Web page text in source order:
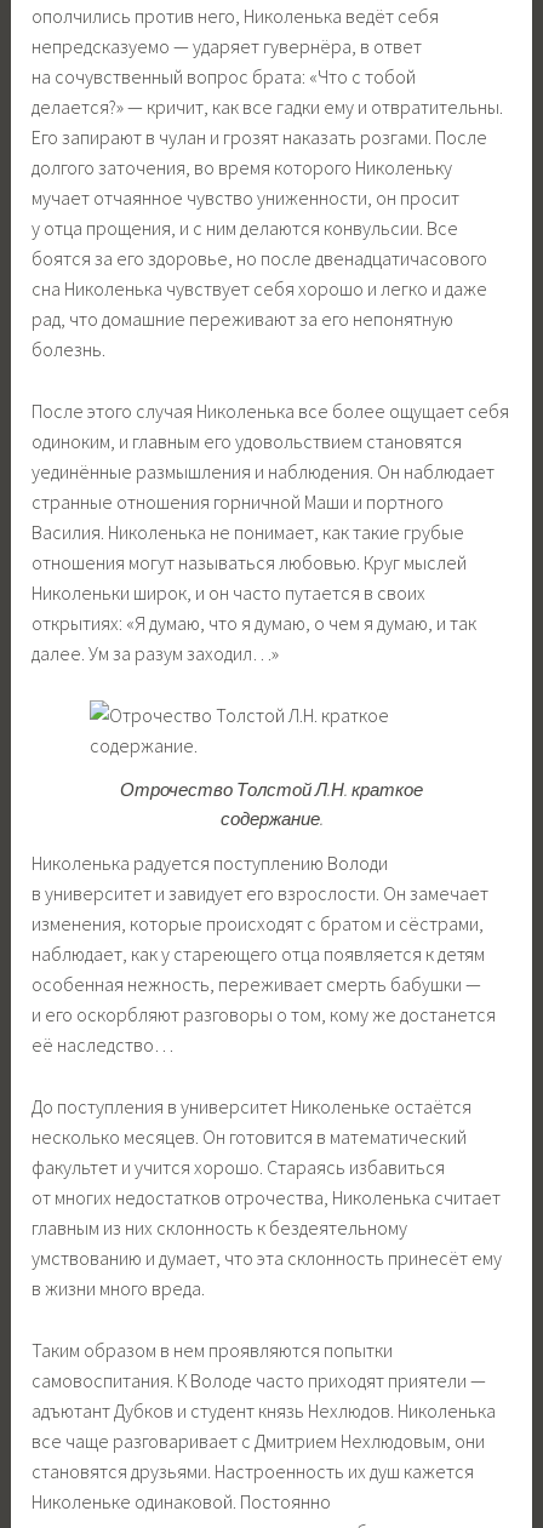
ополчились против него, Николенька ведёт себя
непредсказуемо — ударяет гувернёра, в ответ
на сочувственный вопрос брата: «Что с тобой
делается?» — кричит, как все гадки ему и отвратительны.
Его запирают в чулан и грозят наказать розгами. После
долгого заточения, во время которого Николеньку
мучает отчаянное чувство униженности, он просит
у отца прощения, и с ним делаются конвульсии. Все
боятся за его здоровье, но после двенадцатичасового
сна Николенька чувствует себя хорошо и легко и даже
рад, что домашние переживают за его непонятную
болезнь.
После этого случая Николенька все более ощущает себя
одиноким, и главным его удовольствием становятся
уединённые размышления и наблюдения. Он наблюдает
странные отношения горничной Маши и портного
Василия. Николенька не понимает, как такие грубые
отношения могут называться любовью. Круг мыслей
Николеньки широк, и он часто путается в своих
открытиях: «Я думаю, что я думаю, о чем я думаю, и так
далее. Ум за разум заходил…»
Отрочество Толстой Л.Н. краткое
содержание.
Николенька радуется поступлению Володи
в университет и завидует его взрослости. Он замечает
изменения, которые происходят с братом и сёстрами,
наблюдает, как у стареющего отца появляется к детям
особенная нежность, переживает смерть бабушки —
и его оскорбляют разговоры о том, кому же достанется
её наследство…
До поступления в университет Николеньке остаётся
несколько месяцев. Он готовится в математический
факультет и учится хорошо. Стараясь избавиться
от многих недостатков отрочества, Николенька считает
главным из них склонность к бездеятельному
умствованию и думает, что эта склонность принесёт ему
в жизни много вреда.
Таким образом в нем проявляются попытки
самовоспитания. К Володе часто приходят приятели —
адъютант Дубков и студент князь Нехлюдов. Николенька
все чаще разговаривает с Дмитрием Нехлюдовым, они
становятся друзьями. Настроенность их душ кажется
Николеньке одинаковой. Постоянно